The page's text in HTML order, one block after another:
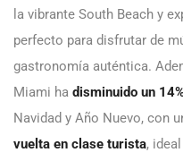
la vibrante South Beach y
perfecto para disfrutar de
gastronomía auténtica.
Miami ha disminuido un
Navidad y Año Nuevo, con
vuelta en clase turista,